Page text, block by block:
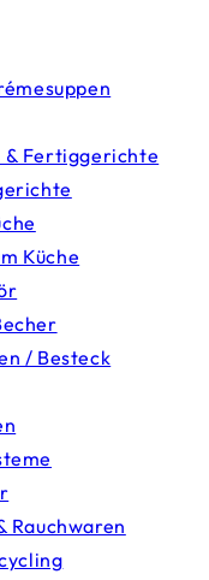
& Fertiggerichte
Küche
/ Besteck
Rauchwaren